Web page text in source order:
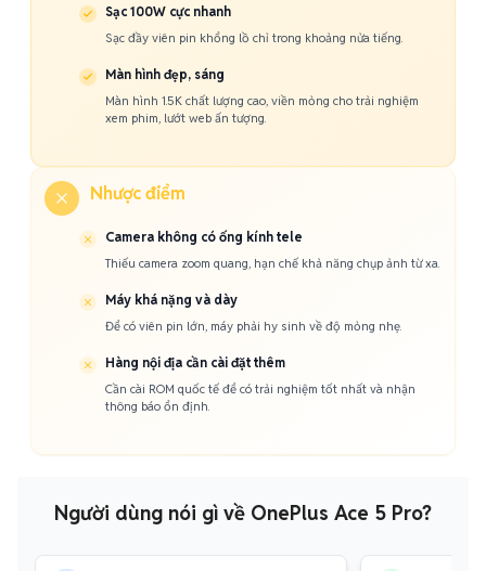
Sạc 100W cực nhanh
Sạc đầy viên pin khổng lồ chỉ trong khoảng nửa tiếng.
Màn hình đẹp, sáng
Màn hình 1.5K chất lượng cao, viền mỏng cho trải nghiệm
xem phim, lướt web ấn tượng.
Nhược điểm
Camera không có ống kính tele
Thiếu camera zoom quang, hạn chế khả năng chụp ảnh từ xa.
Máy khá nặng và dày
Để có viên pin lớn, máy phải hy sinh về độ mỏng nhẹ.
Hàng nội địa cần cài đặt thêm
Cần cài ROM quốc tế để có trải nghiệm tốt nhất và nhận
thông báo ổn định.
Người dùng nói gì về OnePlus Ace 5 Pro?